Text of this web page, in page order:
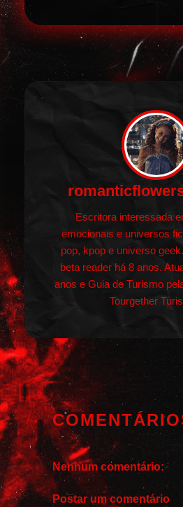
Escritora interessada
emocionais e universos
pop, kpop e universo
beta reader há 8 anos.
anos e Guia de Turismo
Tourgether
Nenhum comentário:
Postar um comentário